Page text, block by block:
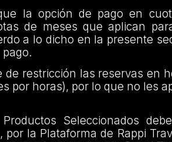
la opción de pago en
de meses que aplican
a lo dicho en la presente
de restricción las reservas en
por horas), por lo que no les
Seleccionados
la Plataforma de Rappi